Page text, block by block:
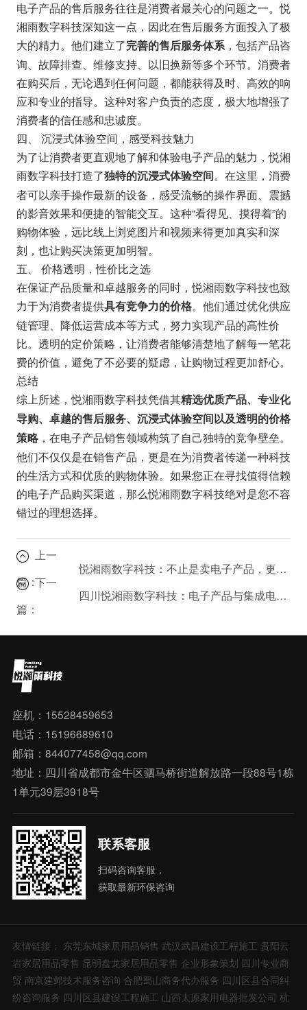
电子产品的售后服务往往是消费者最关心的问题之一。悦
湘雨数字科技深知这一点，因此在售后服务方面投入了极
大的精力。他们建立了完善的售后服务体系，包括产品咨
询、故障排查、维修支持、以旧换新等多个环节。消费者
在购买后，无论遇到任何问题，都能获得及时、高效的响
应和专业的指导。这种对客户负责的态度，极大地增强了
消费者的信任感和忠诚度。
四、 沉浸式体验空间，感受科技魅力
为了让消费者更直观地了解和体验电子产品的魅力，悦湘
雨数字科技打造了独特的沉浸式体验空间。在这里，消费
者可以亲手操作最新的设备，感受流畅的操作界面、震撼
的影音效果和便捷的智能交互。这种“看得见、摸得着”的
购物体验，远比线上浏览图片和视频来得更加真实和深
刻，也让购买决策更加明智。
五、 价格透明，性价比之选
在保证产品质量和卓越服务的同时，悦湘雨数字科技也致
力于为消费者提供具有竞争力的价格。他们通过优化供应
链管理、降低运营成本等方式，努力实现产品的高性价
比。透明的定价策略，让消费者能够清楚地了解每一笔花
费的价值，避免了不必要的疑虑，让购物过程更加舒心。
总结
综上所述，悦湘雨数字科技凭借其精选优质产品、专业化
导购、卓越的售后服务、沉浸式体验空间以及透明的价格
策略，在电子产品销售领域构筑了自己独特的竞争壁垒。
他们不仅仅是在销售产品，更是在为消费者传递一种科技
的生活方式和优质的购物体验。如果您正在寻找值得信赖
的电子产品购买渠道，那么悦湘雨数字科技绝对是您不容
错过的理想选择。
上一
篇：
悦湘雨数字科技：不止是卖电子产品，更是技术服务专家？
下一
篇：
四川悦湘雨数字科技：电子产品与集成电路销售的深度解析
座机：15528459653
电话：15196689610
邮箱：844077458@qq.com
地址：四川省成都市金牛区驷马桥街道解放路一段88号1栋
1单元39层3918号
联系客服
扫码咨询客服，
获取最新环保咨询
友情链接： 东莞东城家居用品销售 武汉武昌建设工程施工 贵阳云
岩家居用品零售 昆明盘龙家居用品零售 企业形象策划 四川专业商
贸 南京建邺技术服务咨询 合肥蜀山商务代办服务 四川区县合同纠
纷咨询服务 四川区县建设工程施工 山西太原家用电器批发公司 杭